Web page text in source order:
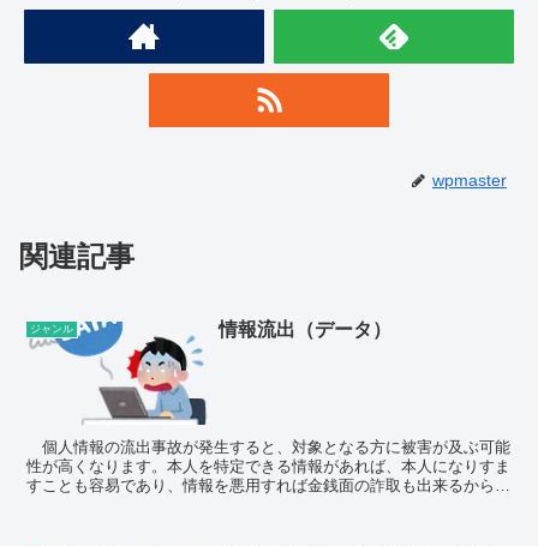
wpmaster
関連記事
ジャンル 情報流出（データ）
個人情報の流出事故が発生すると、対象となる方に被害が及ぶ可能
性が高くなります。本人を特定できる情報があれば、本人になりすま
すことも容易であり、情報を悪用すれば金銭面の詐取も出来るからで